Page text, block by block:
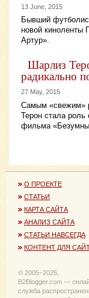
13 June, 2015
Бывший
новой киноленты
Артур».
Шарлиз
радикально
27 May, 2015
Самым «свежим»
Терон стала роль
фильма
О ПРОЕКТЕ
СТАТЬИ
КАРТА САЙТА
АНАЛИЗ САЙТА
СТАТЬИ НАВСЕГДА
КОНТЕНТ ДЛЯ
© 2005−2025,
B2Blogger.com —
служба